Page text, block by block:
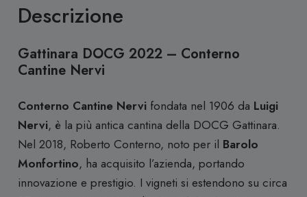
Nervi
Descrizione
Gattinara DOCG 2022 – Conterno
Cantine Nervi
Conterno Cantine Nervifondata nel 1906 da Luigi
Nervi, è la più antica cantina della DOCG Gattinara.
Nel 2018, Roberto Conterno, noto per il Barolo
Monfortino, ha acquisito l’azienda, portando
innovazione e prestigio. I vigneti si estendono su circa